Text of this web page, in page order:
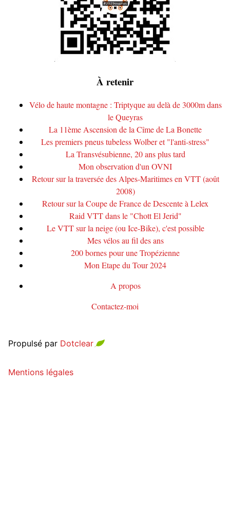
À retenir
Vélo de haute montagne : Triptyque au delà de 3000m dans
le Queyras
La 11ème Ascension de la Cîme de La Bonette
Les premiers pneus tubeless Wolber et "l'anti-stress"
La Transvésubienne, 20 ans plus tard
Mon observation d'un OVNI
Retour sur la traversée des Alpes-Maritimes en VTT (août
2008)
Retour sur la Coupe de France de Descente à Lelex
Raid VTT dans le "Chott El Jerid"
Le VTT sur la neige (ou Ice-Bike), c'est possible
Mes vélos au fil des ans
200 bornes pour une Tropézienne
Mon Etape du Tour 2024
A propos
Contactez-moi
Propulsé par Dotclear
Mentions légales